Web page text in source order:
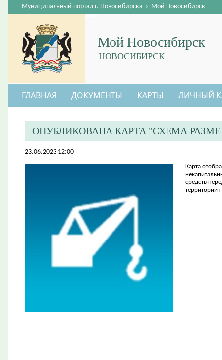
Мой Новосибирск
НОВОСИБИРСК
Муниципальный портал г. Новосибирска › Мой Новосибирск
ГЛАВНАЯ ДОКУМЕНТЫ КАРТЫ ЛИЧНЫЙ
ОПУБЛИКОВАНА КАРТА "СХЕМА
23.06.2023 12:00
Карта
средств
территории